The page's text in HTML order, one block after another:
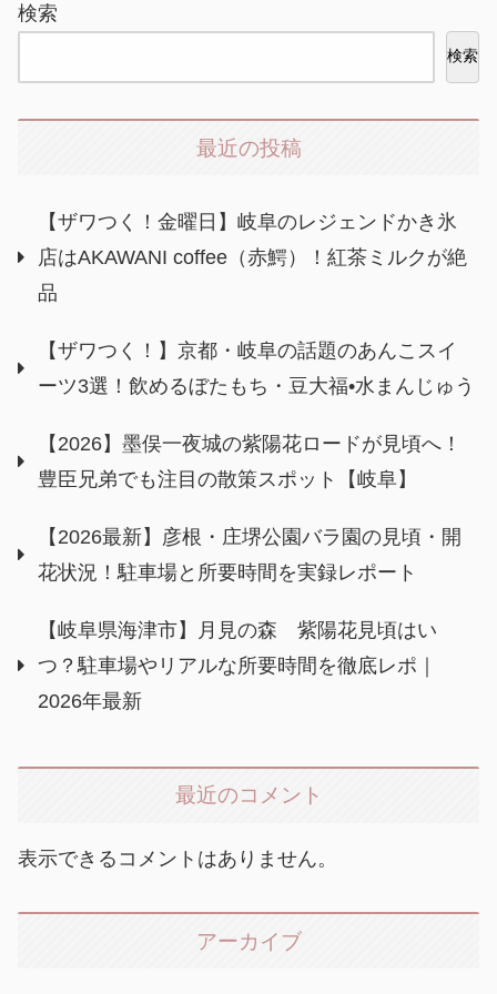
検索
検索
最近の投稿
【ザワつく！金曜日】岐阜のレジェンドかき氷
店はAKAWANI coffee（赤鰐）！紅茶ミルクが絶
品
【ザワつく！】京都・岐阜の話題のあんこスイ
ーツ3選！飲めるぼたもち・豆大福•水まんじゅう
【2026】墨俣一夜城の紫陽花ロードが見頃へ！
豊臣兄弟でも注目の散策スポット【岐阜】
【2026最新】彦根・庄堺公園バラ園の見頃・開
花状況！駐車場と所要時間を実録レポート
【岐阜県海津市】月見の森 紫陽花見頃はい
つ？駐車場やリアルな所要時間を徹底レポ｜
2026年最新
最近のコメント
表示できるコメントはありません。
アーカイブ